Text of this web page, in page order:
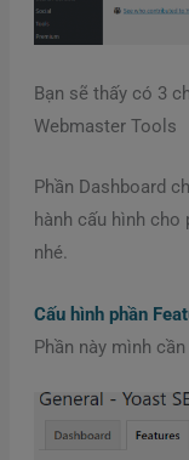
Bạn sẽ thấy có 3
Webmaster Tools
Phần Dashboard
hành cấu hình
nhé.
Cấu hình phần
Phần này mình